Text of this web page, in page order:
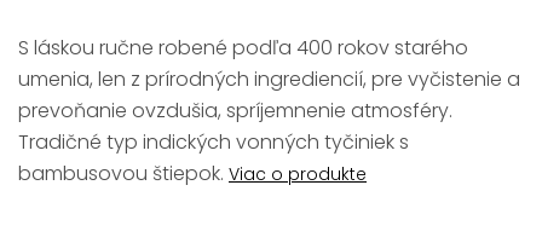
S láskou ručne robené podľa 400 rokov starého
umenia, len z prírodných ingrediencií, pre vyčistenie a
prevoňanie ovzdušia, spríjemnenie atmosféry.
Tradičné typ indických vonných tyčiniek s
bambusovou štiepok. Viac o produkte